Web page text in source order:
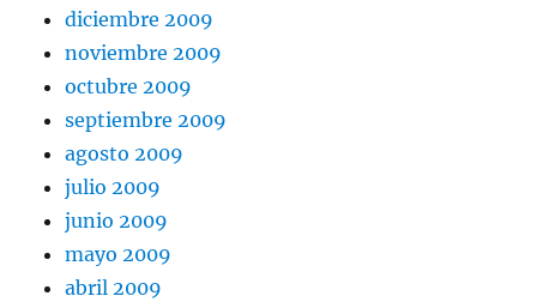
diciembre 2009
noviembre 2009
octubre 2009
septiembre 2009
agosto 2009
julio 2009
junio 2009
mayo 2009
abril 2009